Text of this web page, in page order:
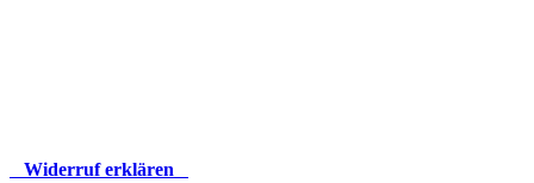
Widerruf erklären